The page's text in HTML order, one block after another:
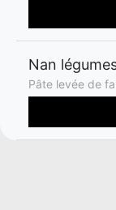
Nan
Pâte levée de